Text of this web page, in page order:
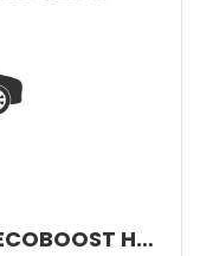
PUMA ST-LINE 5 PORTE 1.0 ECOBOOST HYBRID 125CV MANUALE A 6 RAPPORTI